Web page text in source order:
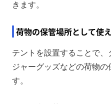
きます。
荷物の保管場所として使
テントを設置することで
ジャーグッズなどの荷物
す。